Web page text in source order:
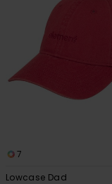
7
Lowcase Dad